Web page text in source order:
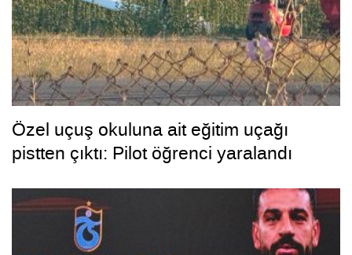
Özel uçuş okuluna ait eğitim uçağı
pistten çıktı: Pilot öğrenci yaralandı